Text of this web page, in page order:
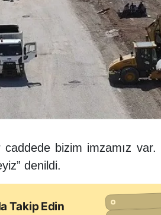
bizim imzamız var.
denildi.
Takip Edin